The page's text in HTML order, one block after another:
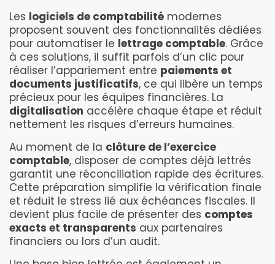
Les logiciels de comptabilité modernes
proposent souvent des fonctionnalités dédiées
pour automatiser le lettrage comptable. Grâce
à ces solutions, il suffit parfois d’un clic pour
réaliser l’appariement entre paiements et
documents justificatifs, ce qui libère un temps
précieux pour les équipes financières. La
digitalisation accélère chaque étape et réduit
nettement les risques d’erreurs humaines.
Au moment de la clôture de l’exercice
comptable, disposer de comptes déjà lettrés
garantit une réconciliation rapide des écritures.
Cette préparation simplifie la vérification finale
et réduit le stress lié aux échéances fiscales. Il
devient plus facile de présenter des comptes
exacts et transparents aux partenaires
financiers ou lors d’un audit.